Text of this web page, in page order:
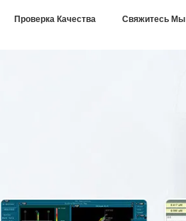
Проверка Качества Свяжитесь Мы